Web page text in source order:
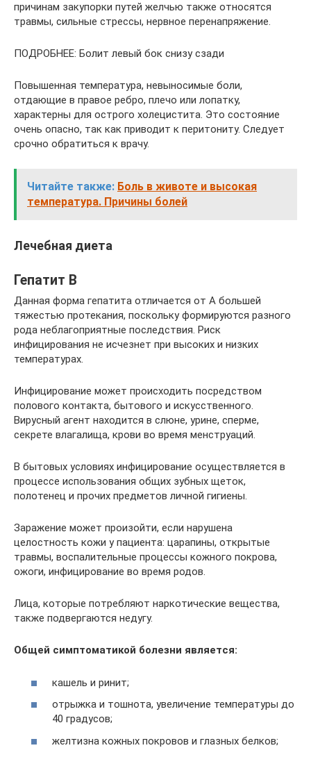
причинам закупорки путей желчью также относятся
травмы, сильные стрессы, нервное перенапряжение.
ПОДРОБНЕЕ: Болит левый бок снизу сзади
Повышенная температура, невыносимые боли,
отдающие в правое ребро, плечо или лопатку,
характерны для острого холецистита. Это состояние
очень опасно, так как приводит к перитониту. Следует
срочно обратиться к врачу.
Читайте также: Боль в животе и высокая
температура. Причины болей
Лечебная диета
Гепатит В
Данная форма гепатита отличается от А большей
тяжестью протекания, поскольку формируются разного
рода неблагоприятные последствия. Риск
инфицирования не исчезнет при высоких и низких
температурах.
Инфицирование может происходить посредством
полового контакта, бытового и искусственного.
Вирусный агент находится в слюне, урине, сперме,
секрете влагалища, крови во время менструаций.
В бытовых условиях инфицирование осуществляется в
процессе использования общих зубных щеток,
полотенец и прочих предметов личной гигиены.
Заражение может произойти, если нарушена
целостность кожи у пациента: царапины, открытые
травмы, воспалительные процессы кожного покрова,
ожоги, инфицирование во время родов.
Лица, которые потребляют наркотические вещества,
также подвергаются недугу.
Общей симптоматикой болезни является:
кашель и ринит;
отрыжка и тошнота, увеличение температуры до
40 градусов;
желтизна кожных покровов и глазных белков;